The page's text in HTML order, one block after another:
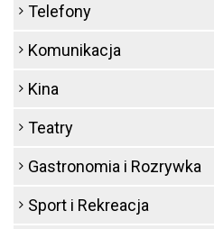
Telefony
Komunikacja
Kina
Teatry
Gastronomia i Rozrywka
Sport i Rekreacja